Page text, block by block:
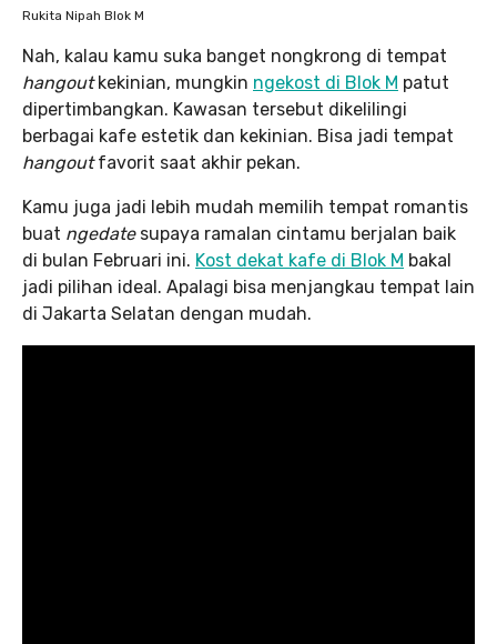
Rukita Nipah Blok M
Nah, kalau kamu suka banget nongkrong di tempat
hangout kekinian, mungkin ngekost di Blok M patut
dipertimbangkan. Kawasan tersebut dikelilingi
berbagai kafe estetik dan kekinian. Bisa jadi tempat
hangoutfavorit saat akhir pekan.
Kamu juga jadi lebih mudah memilih tempat romantis
buat ngedatesupaya ramalan cintamu berjalan baik
di bulan Februari ini. Kost dekat kafe di Blok M bakal
jadi pilihan ideal. Apalagi bisa menjangkau tempat lain
di Jakarta Selatan dengan mudah.